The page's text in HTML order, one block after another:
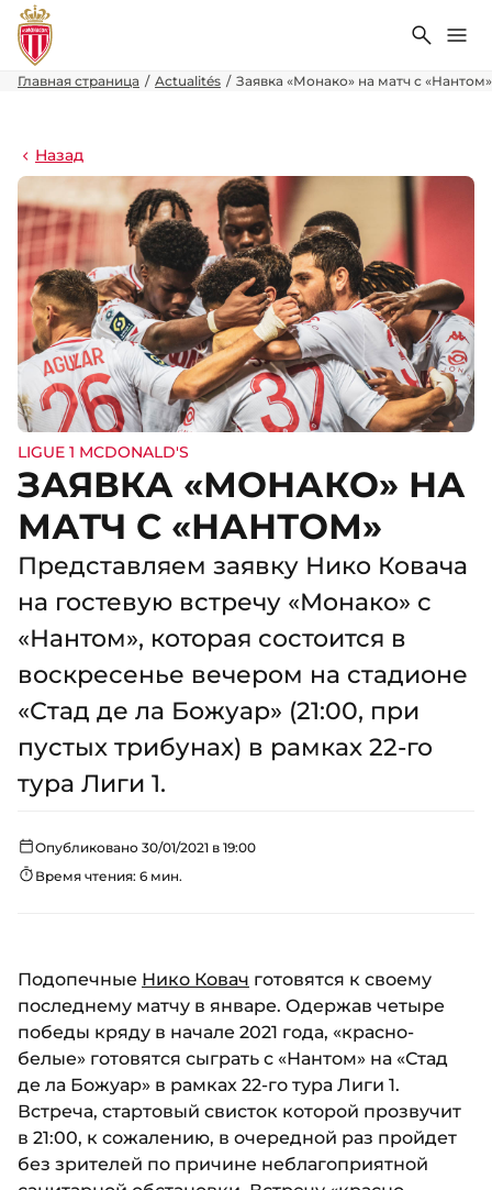
Поиск
Главная страница Actualités Заявка «Монако» на матч с «Нантом»
Назад
LIGUE 1 MCDONALD'S
ЗАЯВКА «МОНАКО» НА
МАТЧ С «НАНТОМ»
Представляем заявку Нико Ковача
на гостевую встречу «Монако» с
«Нантом», которая состоится в
воскресенье вечером на стадионе
«Стад де ла Божуар» (21:00, при
пустых трибунах) в рамках 22-го
тура Лиги 1.
Опубликовано 30/01/2021 в 19:00
Время чтения: 6 мин.
Подопечные Нико Ковач готовятся к своему
последнему матчу в январе. Одержав четыре
победы кряду в начале 2021 года, «красно-
белые» готовятся сыграть с «Нантом» на «Стад
де ла Божуар» в рамках 22-го тура Лиги 1.
Встреча, стартовый свисток которой прозвучит
в 21:00, к сожалению, в очередной раз пройдет
без зрителей по причине неблагоприятной